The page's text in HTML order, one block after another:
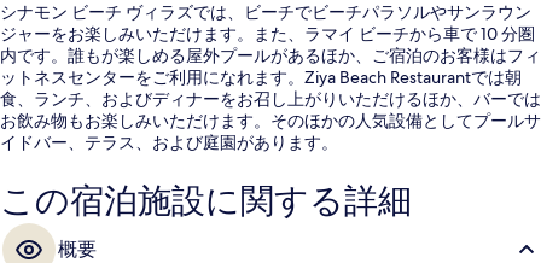
シナモン ビーチ ヴィラズでは、ビーチでビーチパラソルやサンラウン
ジャーをお楽しみいただけます。また、ラマイ ビーチから車で 10 分圏
内です。誰もが楽しめる屋外プールがあるほか、ご宿泊のお客様はフィ
ットネスセンターをご利用になれます。Ziya Beach Restaurantでは朝
食、ランチ、およびディナーをお召し上がりいただけるほか、バーでは
お飲み物もお楽しみいただけます。そのほかの人気設備としてプールサ
イドバー、テラス、および庭園があります。
この宿泊施設に関する詳細
概要